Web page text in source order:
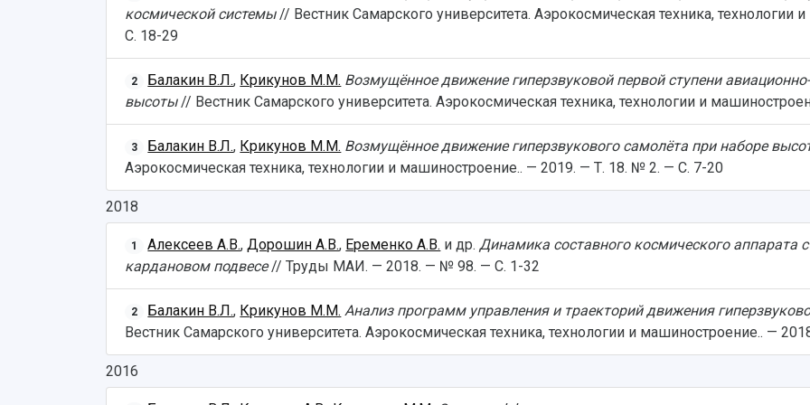
космической системы// Вестник Самарского университета. Аэрокосмическая техника,
С. 18-29
2 Балакин В.Л., Крикунов М.М. Возмущённое движение гиперзвуковой первой ступени
высоты// Вестник Самарского университета. Аэрокосмическая техника, технологии и
3 Балакин В.Л., Крикунов М.М. Возмущённое движение гиперзвукового самолёта при наборе
Аэрокосмическая техника, технологии и машиностроение.. — 2019. — Т. 18. № 2. — С. 7-20
2018
1 Алексеев А.В.,Дорошин А.В., Еременко А.В. и др.Динамика составного космического аппарата
кардановом подвесе// Труды МАИ. — 2018. — № 98. — С. 1-32
2 Балакин В.Л., Крикунов М.М. Анализ программ управления и траекторий движения
Вестник Самарского университета. Аэрокосмическая техника, технологии и машиностроение.. —
2016